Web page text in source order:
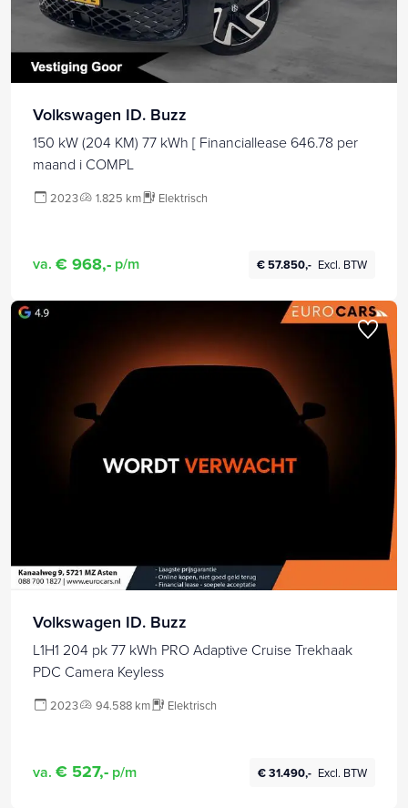
Volkswagen ID. Buzz
150 kW (204 KM) 77 kWh [ Financiallease 646.78 per
maand i COMPL
2023 1.825 km Elektrisch
va. € 968,- p/m € 57.850,- Excl. BTW
Volkswagen ID. Buzz
L1H1 204 pk 77 kWh PRO Adaptive Cruise Trekhaak
PDC Camera Keyless
2023 94.588 km Elektrisch
va. € 527,- p/m € 31.490,- Excl. BTW